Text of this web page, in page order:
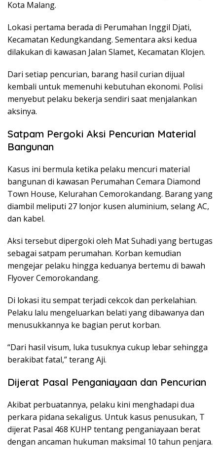
Kota Malang.
Lokasi pertama berada di Perumahan Inggil Djati,
Kecamatan Kedungkandang. Sementara aksi kedua
dilakukan di kawasan Jalan Slamet, Kecamatan Klojen.
Dari setiap pencurian, barang hasil curian dijual
kembali untuk memenuhi kebutuhan ekonomi. Polisi
menyebut pelaku bekerja sendiri saat menjalankan
aksinya.
Satpam Pergoki Aksi Pencurian Material
Bangunan
Kasus ini bermula ketika pelaku mencuri material
bangunan di kawasan Perumahan Cemara Diamond
Town House, Kelurahan Cemorokandang. Barang yang
diambil meliputi 27 lonjor kusen aluminium, selang AC,
dan kabel.
Aksi tersebut dipergoki oleh Mat Suhadi yang bertugas
sebagai satpam perumahan. Korban kemudian
mengejar pelaku hingga keduanya bertemu di bawah
Flyover Cemorokandang.
Di lokasi itu sempat terjadi cekcok dan perkelahian.
Pelaku lalu mengeluarkan belati yang dibawanya dan
menusukkannya ke bagian perut korban.
“Dari hasil visum, luka tusuknya cukup lebar sehingga
berakibat fatal,” terang Aji.
Dijerat Pasal Penganiayaan dan Pencurian
Akibat perbuatannya, pelaku kini menghadapi dua
perkara pidana sekaligus. Untuk kasus penusukan, T
dijerat Pasal 468 KUHP tentang penganiayaan berat
dengan ancaman hukuman maksimal 10 tahun penjara.